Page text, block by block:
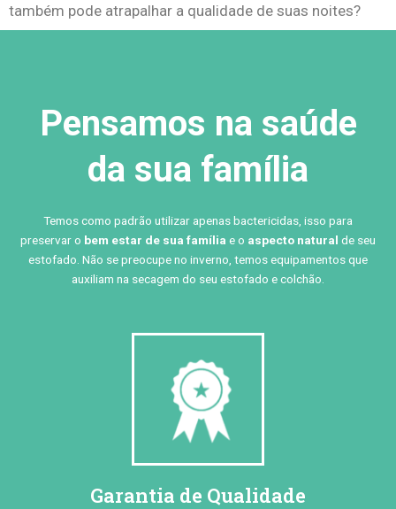
também pode atrapalhar a qualidade de suas noites?
Pensamos na saúde
da sua família
Temos como padrão utilizar apenas bactericidas, isso para
preservar o bem estar de sua família e o aspecto natural de seu
estofado. Não se preocupe no inverno, temos equipamentos que
auxiliam na secagem do seu estofado e colchão.
Garantia de Qualidade